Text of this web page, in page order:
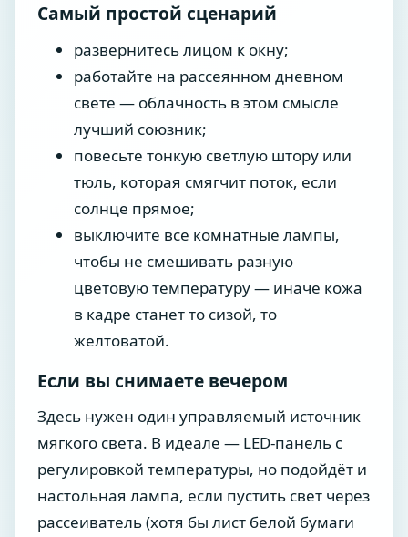
Самый простой сценарий
развернитесь лицом к окну;
работайте на рассеянном дневном
свете — облачность в этом смысле
лучший союзник;
повесьте тонкую светлую штору или
тюль, которая смягчит поток, если
солнце прямое;
выключите все комнатные лампы,
чтобы не смешивать разную
цветовую температуру — иначе кожа
в кадре станет то сизой, то
желтоватой.
Если вы снимаете вечером
Здесь нужен один управляемый источник
мягкого света. В идеале — LED-панель с
регулировкой температуры, но подойдёт и
настольная лампа, если пустить свет через
рассеиватель (хотя бы лист белой бумаги